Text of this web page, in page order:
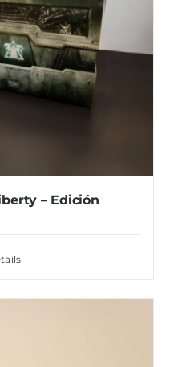
– Edición